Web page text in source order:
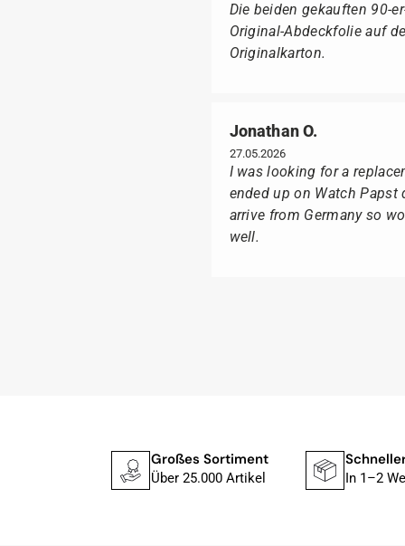
Die beiden gekauften 90-
Original-Abdeckfolie auf
Originalkarton.
Jonathan O.
27.05.2026
I was looking for a
ended up on Watch
arrive from Germany so
well.
Tissot liebt, für seine
Großes Sortiment
Über 25.000 Artikel In 1–2